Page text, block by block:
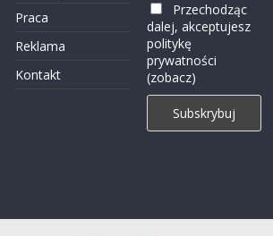
Praca
Reklama
Kontakt
Przechodząc
dalej, akceptujesz
politykę
prywatności
(zobacz)